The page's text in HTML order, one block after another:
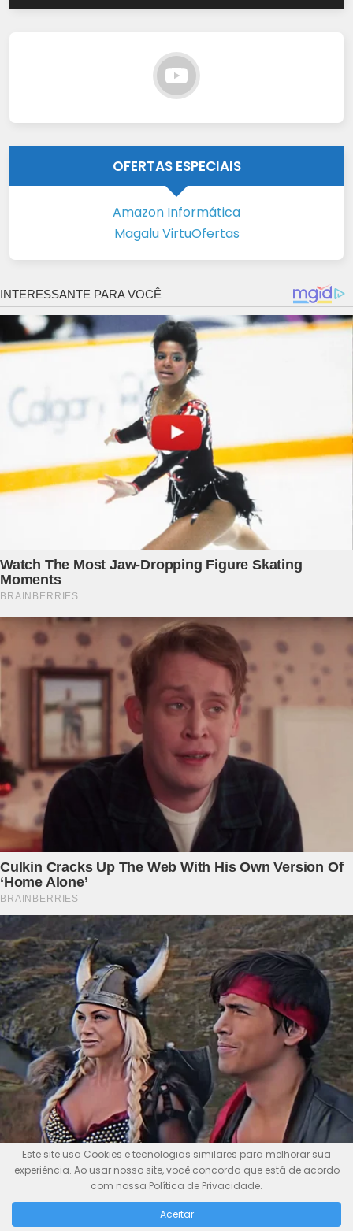
OFERTAS ESPECIAIS
Amazon Informática
Magalu VirtuOfertas
Este site usa Cookies e tecnologias similares para melhorar sua
experiência. Ao usar nosso site, você concorda que está de acordo
com nossa Política de Privacidade.
Aceitar